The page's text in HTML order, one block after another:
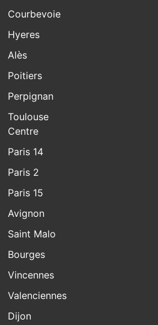
Courbevoie
Hyeres
Alès
Poitiers
Perpignan
Toulouse
Centre
Paris 14
Paris 2
Paris 15
Avignon
Saint Malo
Bourges
Vincennes
Valenciennes
Dijon